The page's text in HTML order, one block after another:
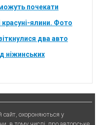
почекати
ялини. Фото
два авто
ніжинських
сайт, охороняються у